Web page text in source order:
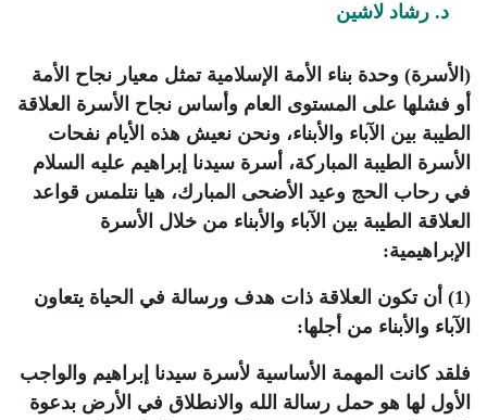
د. رشاد لاشين
(الأسرة) وحدة بناء الأمة الإسلامية تمثل معيار نجاح الأمة
أو فشلها على المستوى العام وأساس نجاح الأسرة العلاقة
الطيبة بين الآباء والأبناء، ونحن نعيش هذه الأيام نفحات
الأسرة الطيبة المباركة، أسرة سيدنا إبراهيم عليه السلام
في رحاب الحج وعيد الأضحى المبارك، هيا نتلمس قواعد
العلاقة الطيبة بين الآباء والأبناء من خلال الأسرة
الإبراهيمية:
(1) أن تكون العلاقة ذات هدف ورسالة في الحياة يتعاون
الآباء والأبناء من أجلها:
فلقد كانت المهمة الأساسية لأسرة سيدنا إبراهيم والواجب
الأول لها هو حمل رسالة الله والانطلاق في الأرض بدعوة